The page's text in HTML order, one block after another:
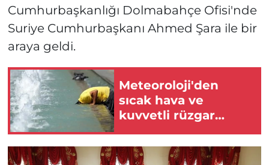
Cumhurbaşkanlığı Dolmabahçe Ofisi'nde
Suriye Cumhurbaşkanı Ahmed Şara ile bir
araya geldi.
Meteoroloji'den
sıcak hava ve
kuvvetli rüzgar